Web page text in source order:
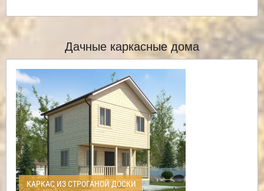
Дачные каркасные дома
КАРКАС ИЗ СТРОГАНОЙ ДОСКИ